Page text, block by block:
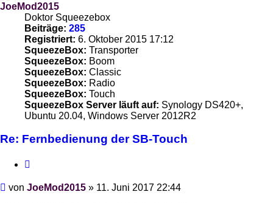
JoeMod2015
Doktor Squeezebox
Beiträge: 285
Registriert: 6. Oktober 2015 17:12
SqueezeBox: Transporter
SqueezeBox: Boom
SqueezeBox: Classic
SqueezeBox: Radio
SqueezeBox: Touch
SqueezeBox Server läuft auf: Synology DS420+,
Ubuntu 20.04, Windows Server 2012R2
Re: Fernbedienung der SB-Touch
Beitrag
von JoeMod2015 » 11. Juni 2017 22:44